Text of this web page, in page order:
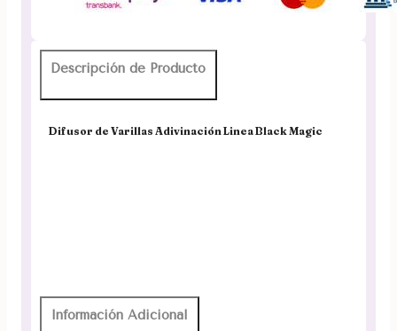
cantidad
Descripción de Producto
Difusor de Varillas Adivinación Linea Black Magic
Información Adicional